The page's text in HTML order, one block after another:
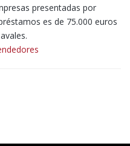
presentadas por
es de 75.000 euros